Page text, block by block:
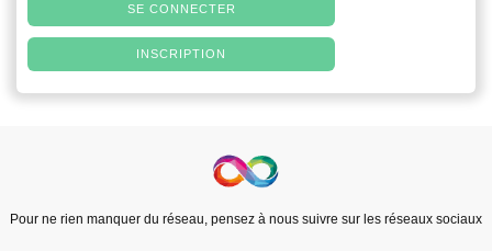
SE CONNECTER
INSCRIPTION
Pour ne rien manquer du réseau, pensez à nous suivre sur les réseaux sociaux